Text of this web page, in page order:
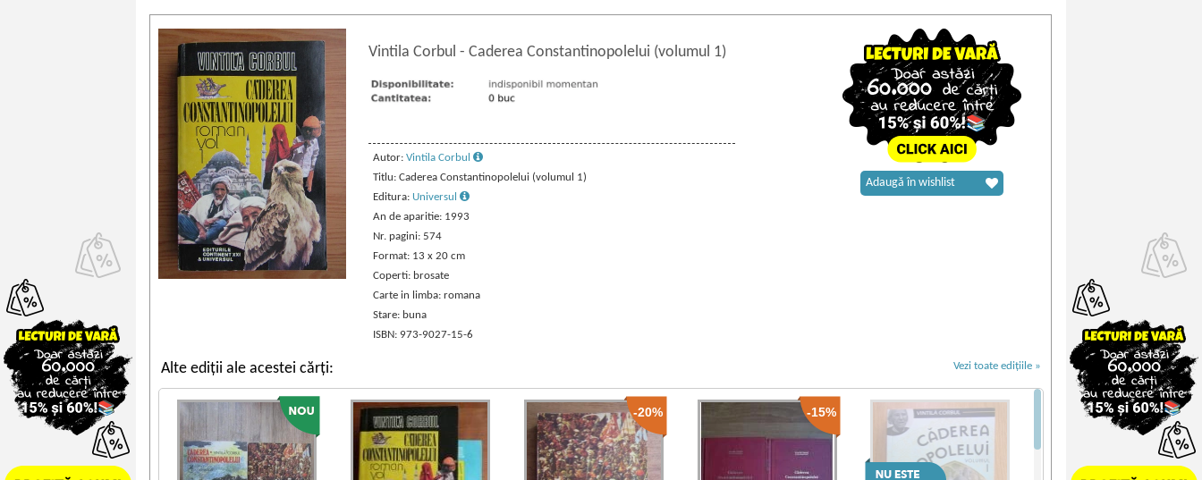
Vintila Corbul - Caderea Constantinopolelui (volumul 1)
Autor: Vintila Corbul
Titlu: Caderea Constantinopolelui (volumul 1)
Editura: Universul
An de aparitie: 1993
Nr. pagini: 574
Format: 13 x 20 cm
Coperti: brosate
Carte in limba: romana
Stare: buna
ISBN: 973-9027-15-6
Adaugă în wishlist
Alte ediții ale acestei cărți: Vezi toate edițiile »
-20% -15%